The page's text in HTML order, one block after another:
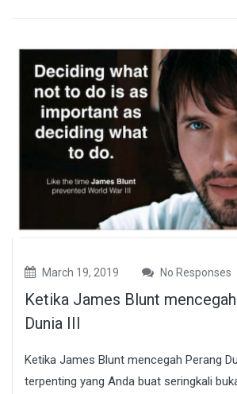
March 19, 2019 No Responses
Ketika James Blunt
Dunia III
Ketika James Blunt mencegah Perang
terpenting yang Anda buat seringkali